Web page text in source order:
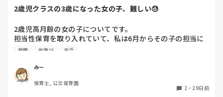
2歳児クラスの3歳になった女の子、難しい😓
2歳児高月齢の女の子についてです。
担当性保育を取り入れていて、私は6月からその子の担当に
なりました。
で先生に対して強い口調で話したり、平手打ちなど問題行動
が多く見られたため、私の担当になりました。私に対しては
すぐに慣れ、問題行動は見られていませんが、まだ担当にな
登園 外遊び 生活
みー
保育士, 公立保育園
2 ・ 29日前